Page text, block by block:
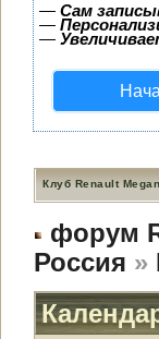
— Сам
—
—
Клуб Renault
форум
Россия »